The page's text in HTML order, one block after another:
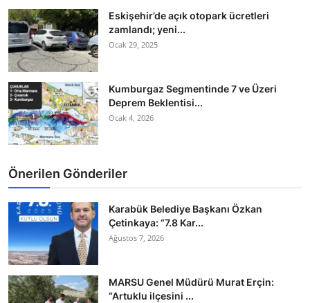
Eskişehir’de açık otopark ücretleri
zamlandı; yeni...
Ocak 29, 2025
Kumburgaz Segmentinde 7 ve Üzeri
Deprem Beklentisi...
Ocak 4, 2026
Önerilen Gönderiler
Karabük Belediye Başkanı Özkan
Çetinkaya: “7.8 Kar...
Ağustos 7, 2026
MARSU Genel Müdürü Murat Erçin:
“Artuklu ilçesini ...